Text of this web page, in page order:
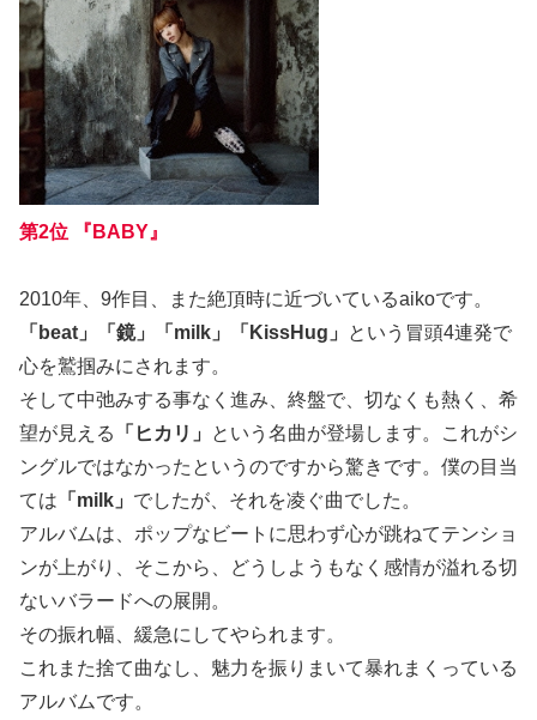
第2位 『BABY』
2010年、9作目、また絶頂時に近づいているaikoです。
「beat」「鏡」「milk」「KissHug」
という冒頭4連発で
心を鷲掴みにされます。
そして中弛みする事なく進み、終盤で、切なくも熱く、希
望が見える
「ヒカリ」
という名曲が登場します。これがシ
ングルではなかったというのですから驚きです。僕の目当
ては 「milk」 でしたが、それを凌ぐ曲でした。
アルバムは、ポップなビートに思わず心が跳ねてテンショ
ンが上がり、そこから、どうしようもなく感情が溢れる切
ないバラードへの展開。
その振れ幅、緩急にしてやられます。
これまた捨て曲なし、魅力を振りまいて暴れまくっている
アルバムです。